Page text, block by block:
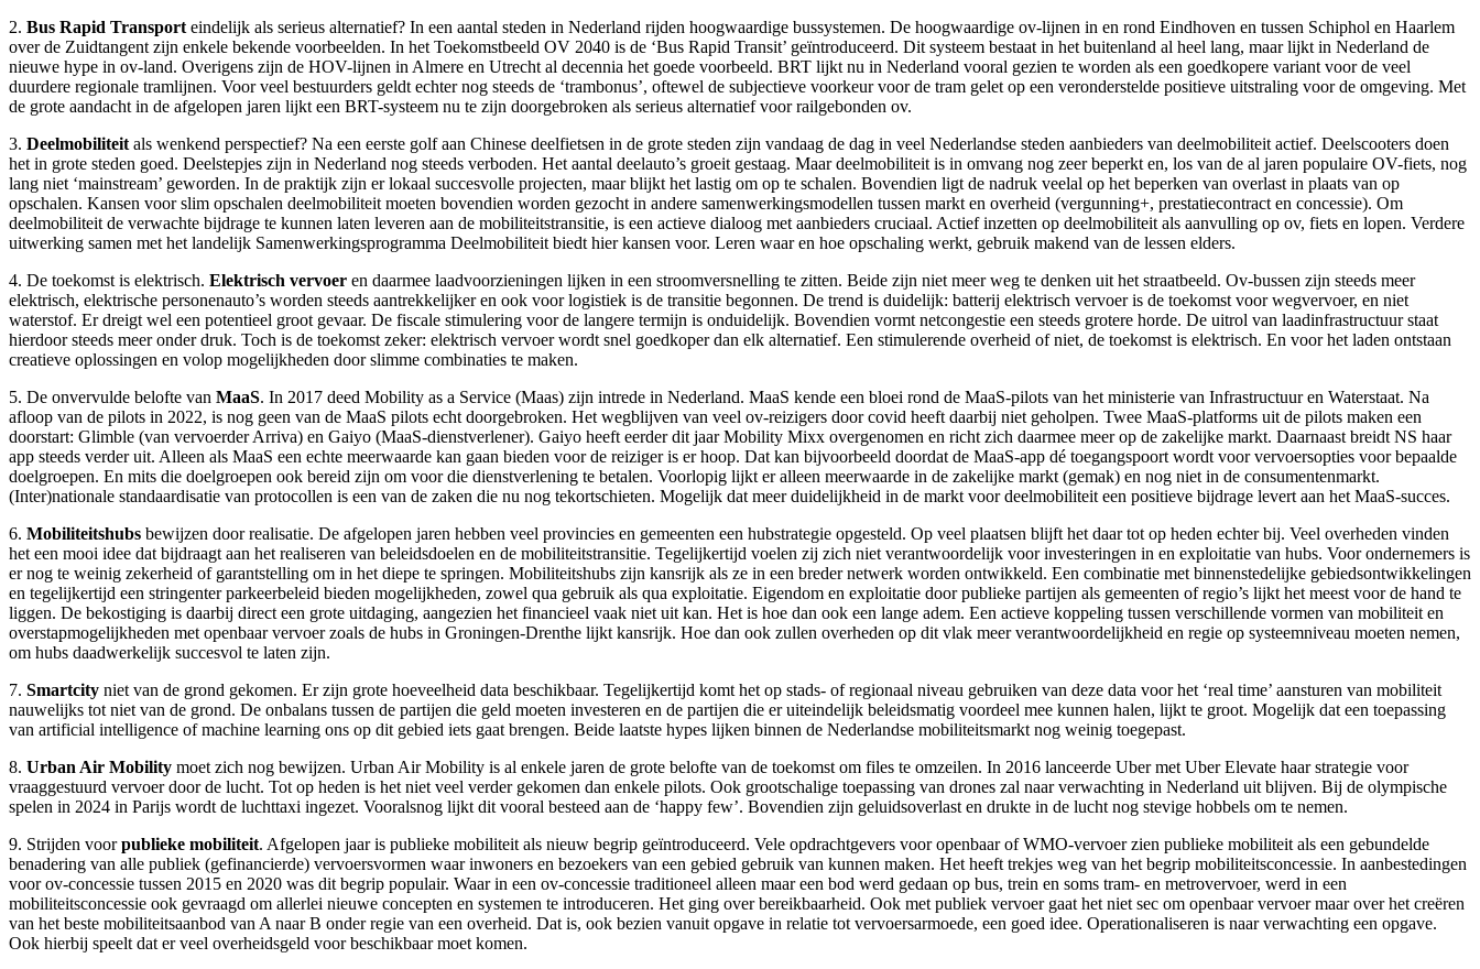
2. Bus Rapid Transport eindelijk als serieus alternatief? In een aantal steden in Nederland rijden hoogwaardige bussystemen. De hoogwaardige ov-lijnen in en rond Eindhoven en tussen Schiphol en Haarlem
over de Zuidtangent zijn enkele bekende voorbeelden. In het Toekomstbeeld OV 2040 is de ‘Bus Rapid Transit’ geïntroduceerd. Dit systeem bestaat in het buitenland al heel lang, maar lijkt in Nederland de
nieuwe hype in ov-land. Overigens zijn de HOV-lijnen in Almere en Utrecht al decennia het goede voorbeeld. BRT lijkt nu in Nederland vooral gezien te worden als een goedkopere variant voor de veel
duurdere regionale tramlijnen. Voor veel bestuurders geldt echter nog steeds de ‘trambonus’, oftewel de subjectieve voorkeur voor de tram gelet op een veronderstelde positieve uitstraling voor de omgeving. Met
de grote aandacht in de afgelopen jaren lijkt een BRT-systeem nu te zijn doorgebroken als serieus alternatief voor railgebonden ov.
3. Deelmobiliteit als wenkend perspectief? Na een eerste golf aan Chinese deelfietsen in de grote steden zijn vandaag de dag in veel Nederlandse steden aanbieders van deelmobiliteit actief. Deelscooters doen
het in grote steden goed. Deelstepjes zijn in Nederland nog steeds verboden. Het aantal deelauto’s groeit gestaag. Maar deelmobiliteit is in omvang nog zeer beperkt en, los van de al jaren populaire OV-fiets, nog
lang niet ‘mainstream’ geworden. In de praktijk zijn er lokaal succesvolle projecten, maar blijkt het lastig om op te schalen. Bovendien ligt de nadruk veelal op het beperken van overlast in plaats van op
opschalen. Kansen voor slim opschalen deelmobiliteit moeten bovendien worden gezocht in andere samenwerkingsmodellen tussen markt en overheid (vergunning+, prestatiecontract en concessie). Om
deelmobiliteit de verwachte bijdrage te kunnen laten leveren aan de mobiliteitstransitie, is een actieve dialoog met aanbieders cruciaal. Actief inzetten op deelmobiliteit als aanvulling op ov, fiets en lopen. Verdere
uitwerking samen met het landelijk Samenwerkingsprogramma Deelmobiliteit biedt hier kansen voor. Leren waar en hoe opschaling werkt, gebruik makend van de lessen elders.
4. De toekomst is elektrisch. Elektrisch vervoer en daarmee laadvoorzieningen lijken in een stroomversnelling te zitten. Beide zijn niet meer weg te denken uit het straatbeeld. Ov-bussen zijn steeds meer
elektrisch, elektrische personenauto’s worden steeds aantrekkelijker en ook voor logistiek is de transitie begonnen. De trend is duidelijk: batterij elektrisch vervoer is de toekomst voor wegvervoer, en niet
waterstof. Er dreigt wel een potentieel groot gevaar. De fiscale stimulering voor de langere termijn is onduidelijk. Bovendien vormt netcongestie een steeds grotere horde. De uitrol van laadinfrastructuur staat
hierdoor steeds meer onder druk. Toch is de toekomst zeker: elektrisch vervoer wordt snel goedkoper dan elk alternatief. Een stimulerende overheid of niet, de toekomst is elektrisch. En voor het laden ontstaan
creatieve oplossingen en volop mogelijkheden door slimme combinaties te maken.
5. De onvervulde belofte van MaaS. In 2017 deed Mobility as a Service (Maas) zijn intrede in Nederland. MaaS kende een bloei rond de MaaS-pilots van het ministerie van Infrastructuur en Waterstaat. Na
afloop van de pilots in 2022, is nog geen van de MaaS pilots echt doorgebroken. Het wegblijven van veel ov-reizigers door covid heeft daarbij niet geholpen. Twee MaaS-platforms uit de pilots maken een
doorstart: Glimble (van vervoerder Arriva) en Gaiyo (MaaS-dienstverlener). Gaiyo heeft eerder dit jaar Mobility Mixx overgenomen en richt zich daarmee meer op de zakelijke markt. Daarnaast breidt NS haar
app steeds verder uit. Alleen als MaaS een echte meerwaarde kan gaan bieden voor de reiziger is er hoop. Dat kan bijvoorbeeld doordat de MaaS-app dé toegangspoort wordt voor vervoersopties voor bepaalde
doelgroepen. En mits die doelgroepen ook bereid zijn om voor die dienstverlening te betalen. Voorlopig lijkt er alleen meerwaarde in de zakelijke markt (gemak) en nog niet in de consumentenmarkt.
(Inter)nationale standaardisatie van protocollen is een van de zaken die nu nog tekortschieten. Mogelijk dat meer duidelijkheid in de markt voor deelmobiliteit een positieve bijdrage levert aan het MaaS-succes.
6. Mobiliteitshubs bewijzen door realisatie. De afgelopen jaren hebben veel provincies en gemeenten een hubstrategie opgesteld. Op veel plaatsen blijft het daar tot op heden echter bij. Veel overheden vinden
het een mooi idee dat bijdraagt aan het realiseren van beleidsdoelen en de mobiliteitstransitie. Tegelijkertijd voelen zij zich niet verantwoordelijk voor investeringen in en exploitatie van hubs. Voor ondernemers is
er nog te weinig zekerheid of garantstelling om in het diepe te springen. Mobiliteitshubs zijn kansrijk als ze in een breder netwerk worden ontwikkeld. Een combinatie met binnenstedelijke gebiedsontwikkelingen
en tegelijkertijd een stringenter parkeerbeleid bieden mogelijkheden, zowel qua gebruik als qua exploitatie. Eigendom en exploitatie door publieke partijen als gemeenten of regio’s lijkt het meest voor de hand te
liggen. De bekostiging is daarbij direct een grote uitdaging, aangezien het financieel vaak niet uit kan. Het is hoe dan ook een lange adem. Een actieve koppeling tussen verschillende vormen van mobiliteit en
overstapmogelijkheden met openbaar vervoer zoals de hubs in Groningen-Drenthe lijkt kansrijk. Hoe dan ook zullen overheden op dit vlak meer verantwoordelijkheid en regie op systeemniveau moeten nemen,
om hubs daadwerkelijk succesvol te laten zijn.
7. Smartcity niet van de grond gekomen. Er zijn grote hoeveelheid data beschikbaar. Tegelijkertijd komt het op stads- of regionaal niveau gebruiken van deze data voor het ‘real time’ aansturen van mobiliteit
nauwelijks tot niet van de grond. De onbalans tussen de partijen die geld moeten investeren en de partijen die er uiteindelijk beleidsmatig voordeel mee kunnen halen, lijkt te groot. Mogelijk dat een toepassing
van artificial intelligence of machine learning ons op dit gebied iets gaat brengen. Beide laatste hypes lijken binnen de Nederlandse mobiliteitsmarkt nog weinig toegepast.
8. Urban Air Mobility moet zich nog bewijzen. Urban Air Mobility is al enkele jaren de grote belofte van de toekomst om files te omzeilen. In 2016 lanceerde Uber met Uber Elevate haar strategie voor
vraaggestuurd vervoer door de lucht. Tot op heden is het niet veel verder gekomen dan enkele pilots. Ook grootschalige toepassing van drones zal naar verwachting in Nederland uit blijven. Bij de olympische
spelen in 2024 in Parijs wordt de luchttaxi ingezet. Vooralsnog lijkt dit vooral besteed aan de ‘happy few’. Bovendien zijn geluidsoverlast en drukte in de lucht nog stevige hobbels om te nemen.
9. Strijden voorpublieke mobiliteit. Afgelopen jaar is publieke mobiliteit als nieuw begrip geïntroduceerd. Vele opdrachtgevers voor openbaar of WMO-vervoer zien publieke mobiliteit als een gebundelde
benadering van alle publiek (gefinancierde) vervoersvormen waar inwoners en bezoekers van een gebied gebruik van kunnen maken. Het heeft trekjes weg van het begrip mobiliteitsconcessie. In aanbestedingen
voor ov-concessie tussen 2015 en 2020 was dit begrip populair. Waar in een ov-concessie traditioneel alleen maar een bod werd gedaan op bus, trein en soms tram- en metrovervoer, werd in een
mobiliteitsconcessie ook gevraagd om allerlei nieuwe concepten en systemen te introduceren. Het ging over bereikbaarheid. Ook met publiek vervoer gaat het niet sec om openbaar vervoer maar over het creëren
van het beste mobiliteitsaanbod van A naar B onder regie van een overheid. Dat is, ook bezien vanuit opgave in relatie tot vervoersarmoede, een goed idee. Operationaliseren is naar verwachting een opgave.
Ook hierbij speelt dat er veel overheidsgeld voor beschikbaar moet komen.